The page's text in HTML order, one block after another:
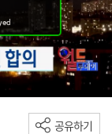
공유하기